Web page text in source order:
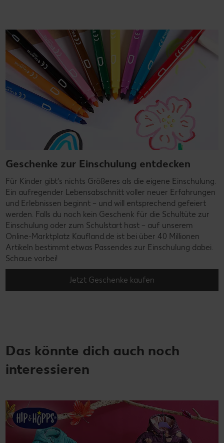
Geschenke zur Einschulung entdecken
Für Kinder gibt‘s nichts Größeres als die eigene Einschulung.
Ein aufregender Lebensabschnitt voller neuer Erfahrungen
und Erlebnissen beginnt – und will entsprechend gefeiert
werden. Falls du noch kein Geschenk für die Schultüte zur
Einschulung oder zum Schulstart hast – auf unserem
Online-Marktplatz Kaufland.de ist bei über 40 Millionen
Artikeln bestimmt etwas Passendes zur Einschulung dabei.
Schaue vorbei!
Jetzt Geschenke kaufen
Das könnte dich auch noch
interessieren